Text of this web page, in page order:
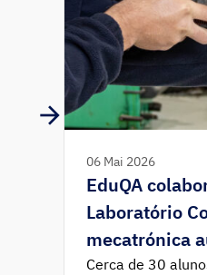
06 Mai 2026
EduQA
Laboratório
mecatrónica
Cerca de 30